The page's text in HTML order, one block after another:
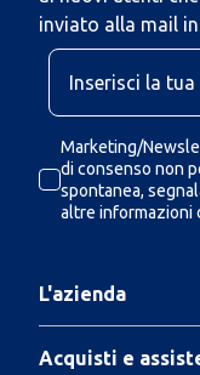
inviato alla mail
Marketing/
di consenso non
spontanea,
altre informazioni
L'azienda
Acquisti e